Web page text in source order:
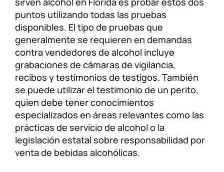
puntos utilizando todas las pruebas
disponibles. El tipo de pruebas que
generalmente se requieren en demandas
contra vendedores de alcohol incluye
grabaciones de cámaras de vigilancia,
recibos y testimonios de testigos. También
se puede utilizar el testimonio de un perito,
quien debe tener conocimientos
especializados en áreas relevantes como las
prácticas de servicio de alcohol o la
legislación estatal sobre responsabilidad por
venta de bebidas alcohólicas.